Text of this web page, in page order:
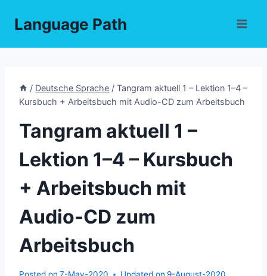
Language Path
/ Deutsche Sprache / Tangram aktuell 1 – Lektion 1–4 –
Kursbuch + Arbeitsbuch mit Audio-CD zum Arbeitsbuch
Tangram aktuell 1 –
Lektion 1–4 – Kursbuch
+ Arbeitsbuch mit
Audio-CD zum
Arbeitsbuch